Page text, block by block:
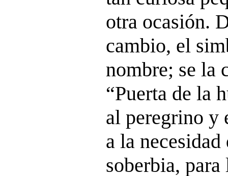
otra ocasión.
cambio, el
nombre; se la
“Puerta de la
al peregrino y
a la
soberbia,